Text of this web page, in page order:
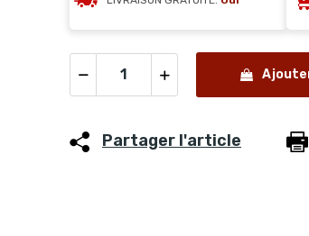
Partager l'article